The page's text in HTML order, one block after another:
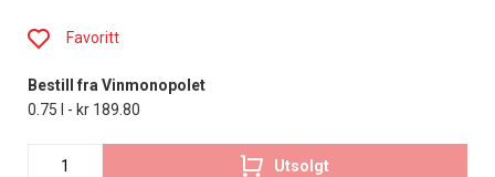
Favoritt
Bestill fra Vinmonopolet
0.75 l - kr 189.80
Utsolgt